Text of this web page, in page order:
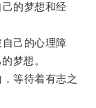
的梦想和经
己的心理障
梦想。
等待着有志之